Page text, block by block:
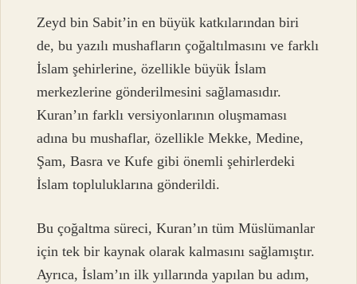
Zeyd bin Sabit’in en büyük katkılarından biri
de, bu yazılı mushafların çoğaltılmasını ve farklı
İslam şehirlerine, özellikle büyük İslam
merkezlerine gönderilmesini sağlamasıdır.
Kuran’ın farklı versiyonlarının oluşmaması
adına bu mushaflar, özellikle Mekke, Medine,
Şam, Basra ve Kufe gibi önemli şehirlerdeki
İslam topluluklarına gönderildi.
Bu çoğaltma süreci, Kuran’ın tüm Müslümanlar
için tek bir kaynak olarak kalmasını sağlamıştır.
Ayrıca, İslam’ın ilk yıllarında yapılan bu adım,